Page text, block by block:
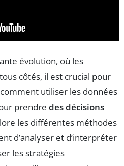
évolution, où les
côtés, il est crucial pour
utiliser les données
prendre des décisions
les différentes méthodes
d’analyser et d’interpréter
les stratégies